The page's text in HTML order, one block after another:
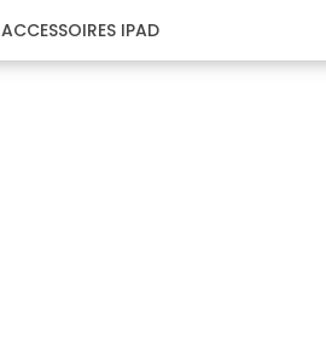
ACCESSOIRES IPAD